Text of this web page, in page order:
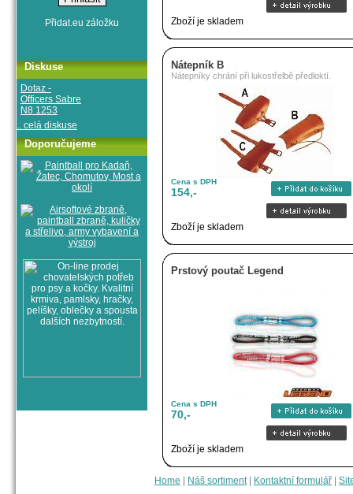
Zboží je skladem
Nátepník B
Nátepníky chrání při lukostřelbě předloktí.
Cena s DPH
154,-
Zboží je skladem
Prstový poutač Legend
Cena s DPH
70,-
Zboží je skladem
Home Náš sortiment| Kontaktní formulář
Diskuse
Dotaz -
Officers Sabre
N8 1253
.. celá diskuse
Doporučujeme